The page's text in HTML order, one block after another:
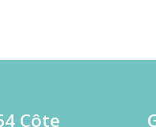
Côte